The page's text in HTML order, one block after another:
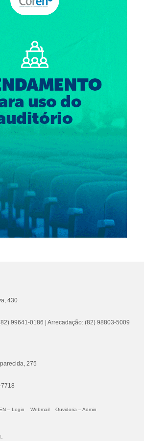
430
99641-0186 | Arrecadação: (82) 98803-5009
275
– Login Webmail Ouvidoria – Admin